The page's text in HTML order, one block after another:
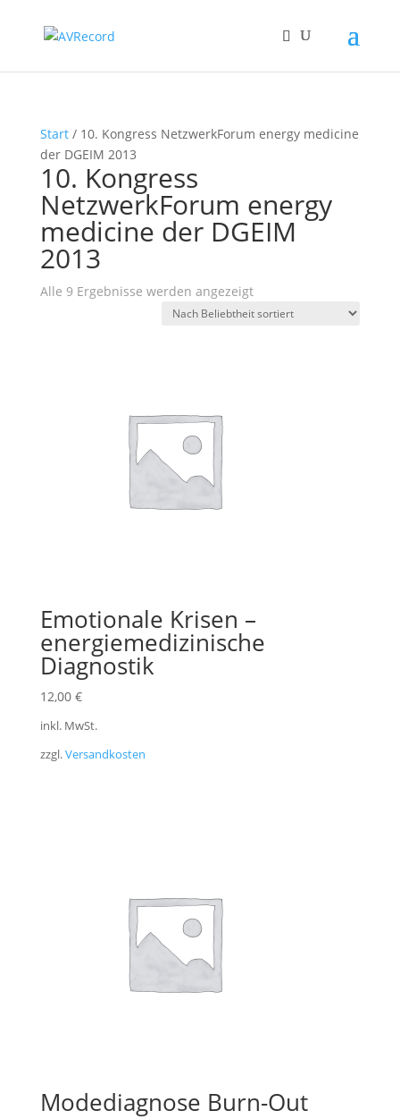
Start/ 10. Kongress NetzwerkForum energy medicine
der DGEIM 2013
10. Kongress
NetzwerkForum energy
medicine der DGEIM
2013
Alle 9 Ergebnisse werden angezeigtNach
Beliebtheit
Emotionale Krisen –
energiemedizinische
Diagnostik
12,00 €
inkl. MwSt.
zzgl.Versandkosten
Modediagnose Burn-Out